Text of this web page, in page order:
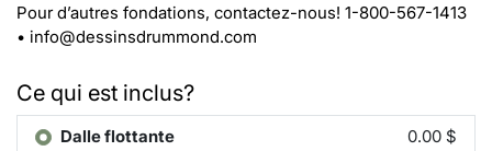
Pour d’autres fondations, contactez-nous! 1-800-567-1413
• info@dessinsdrummond.com
Ce qui est inclus?
Dalle flottante 0.00 $